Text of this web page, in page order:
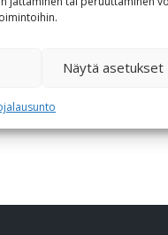
Näytä asetukset